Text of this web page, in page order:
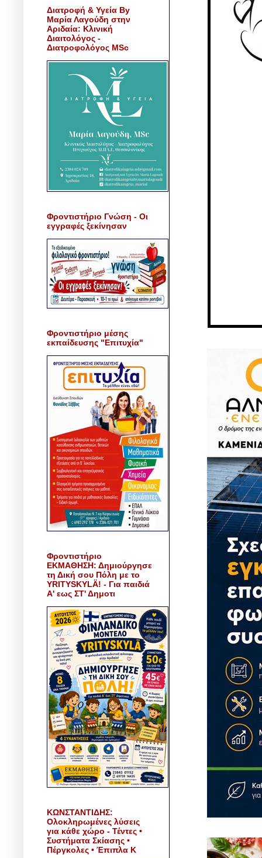
Διατροφή & Υγεία By
Μαρία Λαγούδη στην
Αριδαία: Κλινική
Διαιτολόγος -
Διατροφολόγος MSc
Φροντιστήριο Γνώση - Οι
εγγραφές ξεκίνησαν
Φροντιστήριο μέσης
εκπαίδευσης "Επιτυχία"
Φροντιστήριο
ΕΚΜΑΘΗΣΗ: Δημιούργησε
τη Δική σου Πόλη με το
YRITYSKYLÄ! - Για παιδιά
Α' εως ΣΤ' Δημοτι
ΚΩΝΣΤΑΝΤΙΔΗΣ:
Ολοκληρωμένες λύσεις
για κάθε χώρο - Τέντες •
Συστήματα Σκίασης •
Πέργκολες • Έπιπλα Κ